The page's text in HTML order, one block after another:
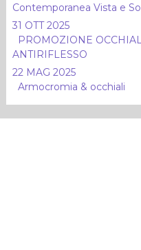
Contemporanea Vista e
31 OTT 2025
PROMOZIONE
ANTIRIFLESSO
22 MAG 2025
Armocromia & occhiali